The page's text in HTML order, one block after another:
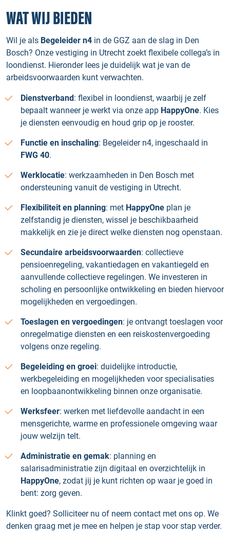
WAT WIJ BIEDEN
Wil je als Begeleider n4 in de GGZ aan de slag in Den
Bosch? Onze vestiging in Utrecht zoekt flexibele collega’s in
loondienst. Hieronder lees je duidelijk wat je van de
arbeidsvoorwaarden kunt verwachten.
Dienstverband: flexibel in loondienst, waarbij je zelf
bepaalt wanneer je werkt via onze app HappyOne. Kies
je diensten eenvoudig en houd grip op je rooster.
Functie en inschaling: Begeleider n4, ingeschaald in
FWG 40.
Werklocatie: werkzaamheden in Den Bosch met
ondersteuning vanuit de vestiging in Utrecht.
Flexibiliteit en planning: met HappyOne plan je
zelfstandig je diensten, wissel je beschikbaarheid
makkelijk en zie je direct welke diensten nog openstaan.
Secundaire arbeidsvoorwaarden: collectieve
pensioenregeling, vakantiedagen en vakantiegeld en
aanvullende collectieve regelingen. We investeren in
scholing en persoonlijke ontwikkeling en bieden hiervoor
mogelijkheden en vergoedingen.
Toeslagen en vergoedingen: je ontvangt toeslagen voor
onregelmatige diensten en een reiskostenvergoeding
volgens onze regeling.
Begeleiding en groei: duidelijke introductie,
werkbegeleiding en mogelijkheden voor specialisaties
en loopbaanontwikkeling binnen onze organisatie.
Werksfeer: werken met liefdevolle aandacht in een
mensgerichte, warme en professionele omgeving waar
jouw welzijn telt.
Administratie en gemak: planning en
salarisadministratie zijn digitaal en overzichtelijk in
HappyOne, zodat jij je kunt richten op waar je goed in
bent: zorg geven.
Klinkt goed? Solliciteer nu of neem contact met ons op. We
denken graag met je mee en helpen je stap voor stap verder.